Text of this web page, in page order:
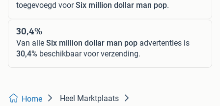
toegevoegd voorSix million dollar man pop.
30,4%
Van alle Six million dollar man pop advertenties is
30,4% beschikbaar voor verzending.
Home Heel Marktplaats